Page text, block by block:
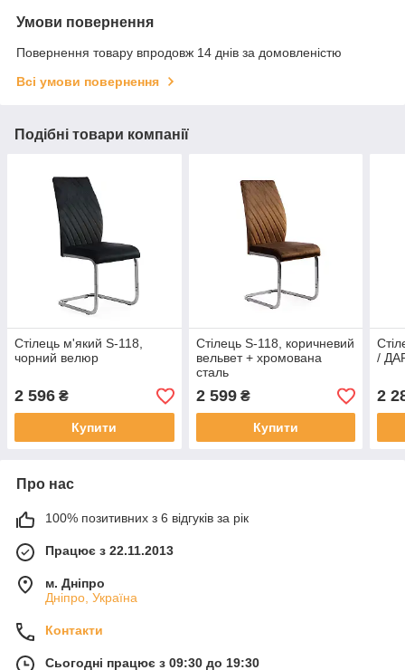
Умови повернення
Повернення товару впродовж 14 днів за домовленістю
Всі умови повернення
Подібні товари компанії
Стілець м'який S-118,
чорний велюр
2 596 ₴
Купити
Стілець S-118, коричневий
вельвет + хромована
сталь
2 599₴
Купити
/
2
Про нас
100% позитивних з 6 відгуків за рік
Працює з 22.11.2013
м. Дніпро
Дніпро, Україна
Контакти
Сьогодні працює з 09:30 до 19:30